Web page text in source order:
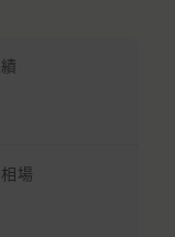
場